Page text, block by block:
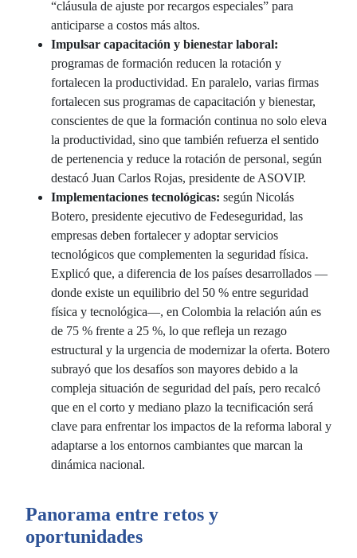
“cláusula de ajuste por recargos especiales” para
anticiparse a costos más altos.
Impulsar capacitación y bienestar laboral:
programas de formación reducen la rotación y
fortalecen la productividad. En paralelo, varias firmas
fortalecen sus programas de capacitación y bienestar,
conscientes de que la formación continua no solo eleva
la productividad, sino que también refuerza el sentido
de pertenencia y reduce la rotación de personal, según
destacó Juan Carlos Rojas, presidente de ASOVIP.
Implementaciones tecnológicas: según Nicolás
Botero, presidente ejecutivo de Fedeseguridad, las
empresas deben fortalecer y adoptar servicios
tecnológicos que complementen la seguridad física.
Explicó que, a diferencia de los países desarrollados —
donde existe un equilibrio del 50 % entre seguridad
física y tecnológica—, en Colombia la relación aún es
de 75 % frente a 25 %, lo que refleja un rezago
estructural y la urgencia de modernizar la oferta. Botero
subrayó que los desafíos son mayores debido a la
compleja situación de seguridad del país, pero recalcó
que en el corto y mediano plazo la tecnificación será
clave para enfrentar los impactos de la reforma laboral y
adaptarse a los entornos cambiantes que marcan la
dinámica nacional.
Panorama entre retos y
oportunidades